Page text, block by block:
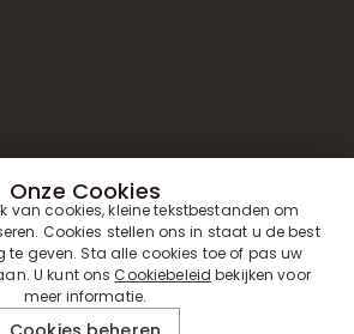
Onze Cookies
van cookies, kleine tekstbestanden om
Cookies stellen ons in staat u de best
te geven. Sta alle cookies toe of pas uw
U kunt onsCookiebeleid bekijken voor
meer informatie.